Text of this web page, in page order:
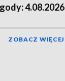
4.08.2026
ZOBACZ WIĘCEJ